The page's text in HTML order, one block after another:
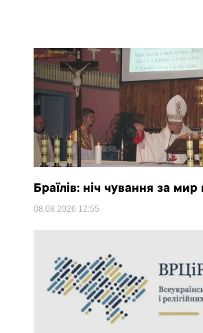
Браїлів: ніч чування за мир
08.08.2026 12:55